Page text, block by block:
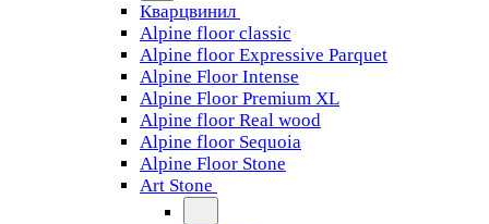
Кварцвинил
Alpine floor classic
Alpine floor Expressive Parquet
Alpine Floor Intense
Alpine Floor Premium XL
Alpine floor Real wood
Alpine floor Sequoia
Alpine Floor Stone
Art Stone